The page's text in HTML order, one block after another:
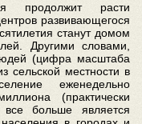
продолжит расти
развивающегося
станут домом
Другими словами,
(цифра масштаба
сельской местности в
еженедельно
(практически
больше является